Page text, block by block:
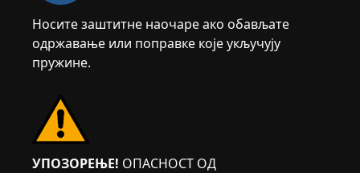
Носите заштитне наочаре ако обављате
одржавање или поправке које укључују
пружине.
УПОЗОРЕЊЕ! ОПАСНОСТ ОД